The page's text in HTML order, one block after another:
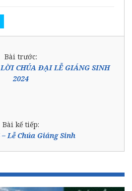
Bài trước:
CHÚA ĐẠI LỄ GIÁNG SINH
2024
Bài kế tiếp:
– Lễ Chúa Giáng Sinh